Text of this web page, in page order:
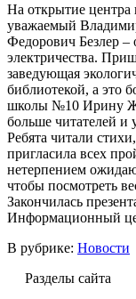
На открытие
уважаемый
Федорович Безлер –
электричества.
заведующая
библиотекой, а это
школы №10 Ирину
больше читателей и
Ребята читали
пригласила всех
нетерпением
чтобы посмотреть
Закончилась
Информационный
В рубрике: Новости
Разделы сайта